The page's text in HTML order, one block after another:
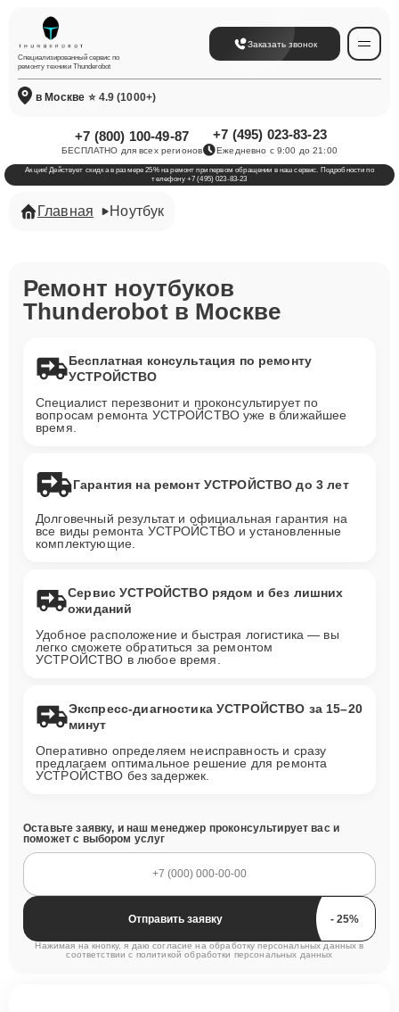
Специализированный сервис по
ремонту техники Thunderobot
Заказать звонок
в Москве ⭐ 4.9 (1000+)
+7 (800) 100-49-87
БЕСПЛАТНО для всех регионов
+7 (495) 023-83-23
Ежедневно с 9:00 до 21:00
Акция! Действует скидка в размере 25% на ремонт при первом обращении в наш сервис. Подробности по
телефону +7 (495) 023-83-23
Главная Ноутбук
Ремонт ноутбуков
Thunderobot в Москве
Бесплатная консультация по ремонту
УСТРОЙСТВО
Специалист перезвонит и проконсультирует по
вопросам ремонта УСТРОЙСТВО уже в ближайшее
время.
Гарантия на ремонт УСТРОЙСТВО до 3 лет
Долговечный результат и официальная гарантия на
все виды ремонта УСТРОЙСТВО и установленные
комплектующие.
Сервис УСТРОЙСТВО рядом и без лишних
ожиданий
Удобное расположение и быстрая логистика — вы
легко сможете обратиться за ремонтом
УСТРОЙСТВО в любое время.
Экспресс-диагностика УСТРОЙСТВО за 15–20
минут
Оперативно определяем неисправность и сразу
предлагаем оптимальное решение для ремонта
УСТРОЙСТВО без задержек.
Оставьте заявку, и наш менеджер проконсультирует вас и
поможет с выбором услуг
Отправить заявку
Нажимая на кнопку, я даю согласие на обработку персональных данных в
соответствии с политикой обработки персональных данных